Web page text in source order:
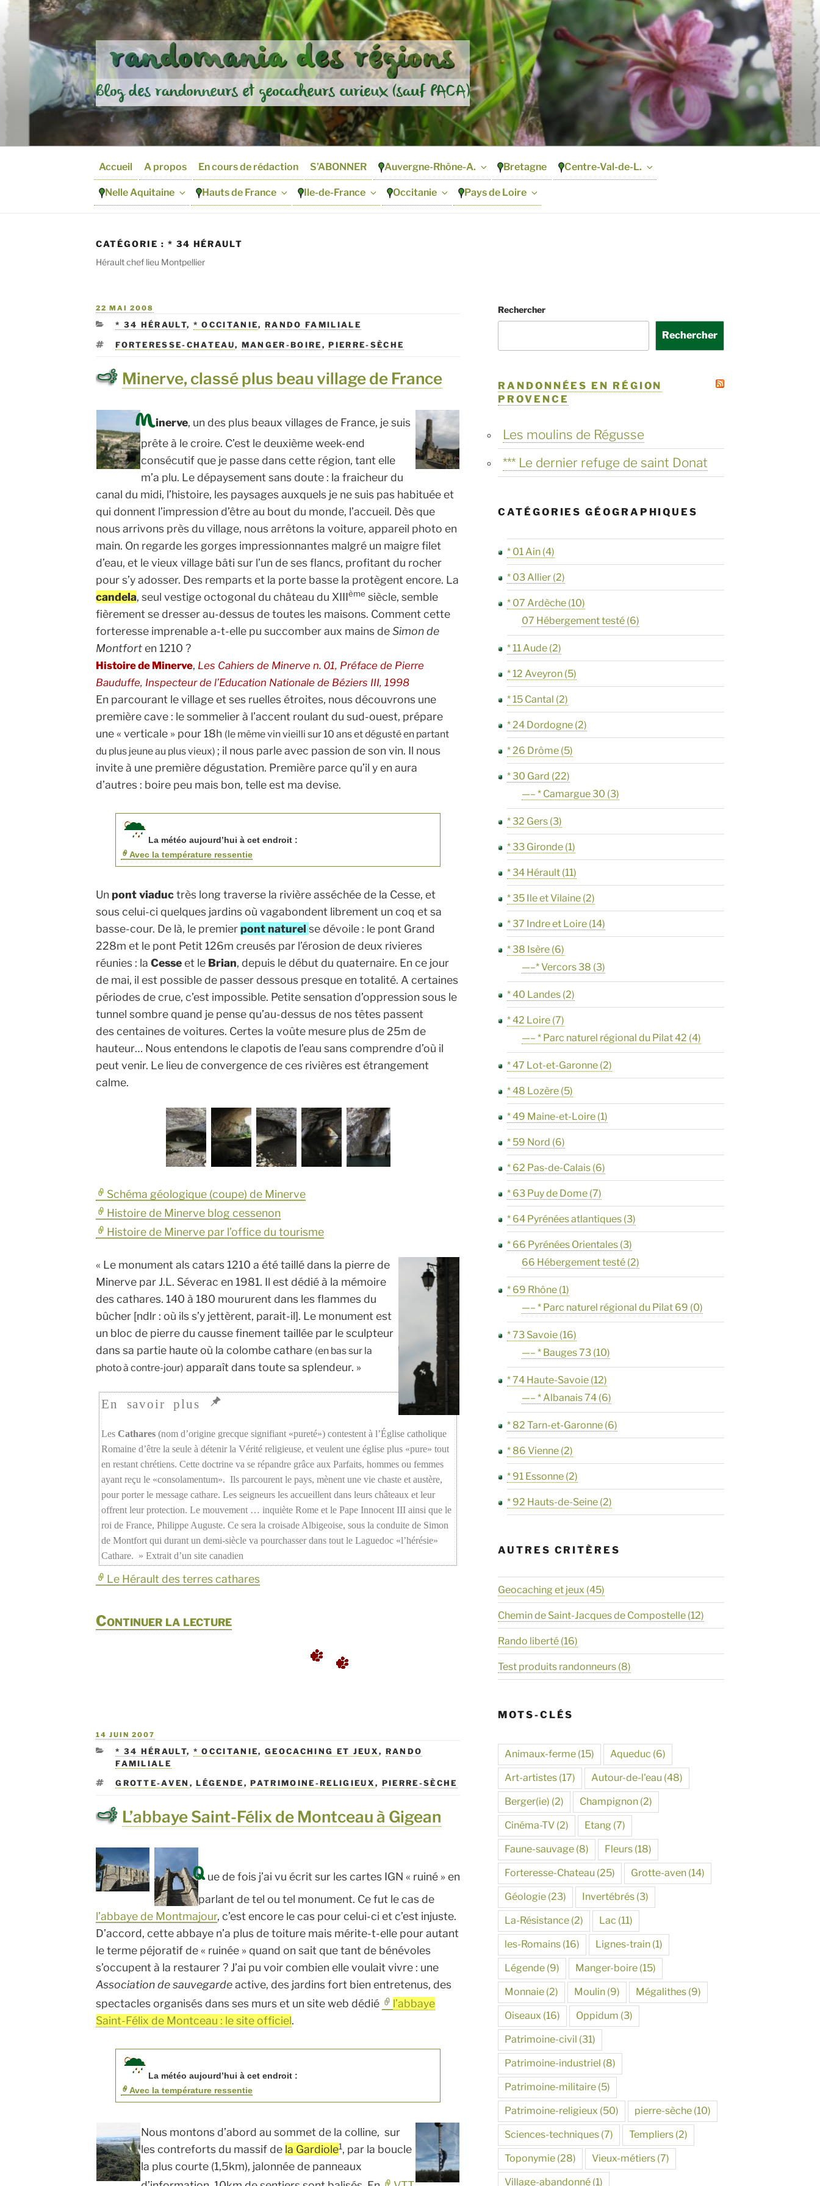
au
contenu
principal
randomania des régions
Blog des randonneurs et geocacheurs curieux (sauf PACA)
Accueil A propos En cours de rédaction S’ABONNER Auvergne-Rhône-A. Bretagne Centre-Val-de-L.
Nelle Aquitaine Hauts de France Ile-de-France Occitanie Pays de Loire
CATÉGORIE : * 34 HÉRAULT
Hérault chef lieu Montpellier
PUBLIÉ
22 MAI 2008
CATÉGORIES
* 34 HÉRAULT, * OCCITANIE,RANDO FAMILIALE
ÉTIQUETTES
FORTERESSE-CHATEAU, MANGER-BOIRE ,PIERRE-SÈCHE
Minerve, classé plus beau village de France
M inerve, un des plus beaux villages de France, je suis
prête à le croire. C’est le deuxième week-end
consécutif que je passe dans cette région, tant elle
m’a plu. Le dépaysement sans doute : la fraicheur du
canal du midi, l’histoire, les paysages auxquels je ne suis pas habituée et
qui donnent l’impression d’être au bout du monde, l’accueil. Dès que
nous arrivons près du village, nous arrêtons la voiture, appareil photo en
main. On regarde les gorges impressionnantes malgré un maigre filet
d’eau, et le vieux village bâti sur l’un de ses flancs, profitant du rocher
pour s’y adosser. Des remparts et la porte basse la protègent encore. La
candela, seul vestige octogonal du château du XIIIème siècle, semble
fièrement se dresser au-dessus de toutes les maisons. Comment cette
forteresse imprenable a-t-elle pu succomber aux mains deSimon de
Montforten 1210 ?
Histoire de Minerve, Les Cahiers de Minerve n. 01, Préface de Pierre
Bauduffe, Inspecteur de l’Education Nationale de Béziers III, 1998
En parcourant le village et ses ruelles étroites, nous découvrons une
première cave : le sommelier à l’accent roulant du sud-ouest, prépare
une « verticale » pour 18h (le même vin vieilli sur 10 ans et dégusté en partant
du plus jeune au plus vieux) ; il nous parle avec passion de son vin. Il nous
invite à une première dégustation. Première parce qu’il y en aura
d’autres : boire peu mais bon, telle est ma devise.
La météo aujourd’hui à cet endroit :
Avec la température ressentie
Unpont viaductrès long traverse la rivière asséchée de la Cesse, et
sous celui-ci quelques jardins où vagabondent librement un coq et sa
basse-cour. De là, le premierpont naturel se dévoile : le pont Grand
228m et le pont Petit 126m creusés par l’érosion de deux rivieres
réunies : laCesseet le Brian, depuis le début du quaternaire. En ce jour
de mai, il est possible de passer dessous presque en totalité. A certaines
périodes de crue, c’est impossible. Petite sensation d’oppression sous le
tunnel sombre quand je pense qu’au-dessus de nos têtes passent
des centaines de voitures. Certes la voûte mesure plus de 25m de
hauteur… Nous entendons le clapotis de l’eau sans comprendre d’où il
peut venir. Le lieu de convergence de ces rivières est étrangement
calme.
Schéma géologique (coupe) de Minerve
Histoire de Minerve blog cessenon
Histoire de Minerve par l’office du tourisme
« Le monument als catars 1210 a été taillé dans la pierre de
Minerve par J.L. Séverac en 1981. Il est dédié à la mémoire
des cathares. 140 à 180 moururent dans les flammes du
bûcher [ndlr : où ils s’y jettèrent, parait-il]. Le monument est
un bloc de pierre du causse finement taillée par le sculpteur
dans sa partie haute où la colombe cathare (en bas sur la
photo à contre-jour) apparaît dans toute sa splendeur. »
LesCathares (nom d’origine grecque signifiant «pureté») contestent à l’Église catholique
Romaine d’être la seule à détenir la Vérité religieuse, et veulent une église plus «pure» tout
en restant chrétiens. Cette doctrine va se répandre grâce aux Parfaits, hommes ou femmes
ayant reçu le «consolamentum». Ils parcourent le pays, mènent une vie chaste et austère,
pour porter le message cathare. Les seigneurs les accueillent dans leurs châteaux et leur
offrent leur protection. Le mouvement … inquiète Rome et le Pape Innocent III ainsi que le
roi de France, Philippe Auguste. Ce sera la croisade Albigeoise, sous la conduite de Simon
de Montfort qui durant un demi-siècle va pourchasser dans tout le Laguedoc «l’hérésie»
Cathare. » Extrait d’unsite canadien
Le Hérault des terres cathares
Continuer la lecturede
de
France »
PUBLIÉ
14 JUIN 2007
CATÉGORIES
* 34 HÉRAULT, * OCCITANIE,GEOCACHING ET JEUX , RANDO
FAMILIALE
ÉTIQUETTES
GROTTE-AVEN ,LÉGENDE ,PATRIMOINE-RELIGIEUX , PIERRE-SÈCHE
L’abbaye Saint-Félix de Montceau à Gigean
Q ue de fois j’ai vu écrit sur les cartes IGN « ruiné » en
parlant de tel ou tel monument. Ce fut le cas de
l’abbaye de Montmajour, c’est encore le cas pour celui-ci et c’est injuste.
D’accord, cette abbaye n’a plus de toiture mais mérite-t-elle pour autant
le terme péjoratif de « ruinée » quand on sait que tant de bénévoles
s’occupent à la restaurer ? J’ai pu voir combien elle voulait vivre : une
Association de sauvegardeactive, des jardins fort bien entretenus, des
spectacles organisés dans ses murs et un site web dédié
l’abbaye
Saint-Félix de Montceau : le site officiel.
La météo aujourd’hui à cet endroit :
Avec la température ressentie
Nous montons d’abord au sommet de la colline, sur
les contreforts du massif de la Gardiole1, par la boucle
la plus courte (1,5km), jalonnée de panneaux
Rechercher
Rechercher
RANDONNÉES EN RÉGION
PROVENCE
Les moulins de Régusse
*** Le dernier refuge de saint Donat
CATÉGORIES GÉOGRAPHIQUES
* 01 Ain (4)
* 03 Allier (2)
* 07 Ardèche (10)
07 Hébergement testé (6)
* 11 Aude (2)
* 12 Aveyron (5)
* 15 Cantal (2)
* 24 Dordogne (2)
* 26 Drôme (5)
* 30 Gard (22)
—– * Camargue 30 (3)
* 32 Gers (3)
* 33 Gironde (1)
* 34 Hérault (11)
* 35 Ile et Vilaine (2)
* 37 Indre et Loire (14)
* 38 Isère (6)
—–* Vercors 38 (3)
* 40 Landes (2)
* 42 Loire (7)
—– * Parc naturel régional du Pilat 42 (4)
* 47 Lot-et-Garonne (2)
* 48 Lozère (5)
* 49 Maine-et-Loire (1)
* 59 Nord (6)
* 62 Pas-de-Calais (6)
* 63 Puy de Dome (7)
* 64 Pyrénées atlantiques (3)
* 66 Pyrénées Orientales (3)
66 Hébergement testé (2)
* 69 Rhône (1)
—– * Parc naturel régional du Pilat 69 (0)
* 73 Savoie (16)
—– * Bauges 73 (10)
* 74 Haute-Savoie (12)
—– * Albanais 74 (6)
* 82 Tarn-et-Garonne (6)
* 86 Vienne (2)
* 91 Essonne (2)
* 92 Hauts-de-Seine (2)
AUTRES CRITÈRES
Geocaching et jeux (45)
Chemin de Saint-Jacques de Compostelle (12)
Rando liberté (16)
Test produits randonneurs (8)
MOTS-CLÉS
Animaux-ferme (15) Aqueduc (6)
Art-artistes (17) Autour-de-l'eau (48)
Berger(ie) (2) Champignon (2)
Cinéma-TV (2) Etang (7)
Faune-sauvage (8) Fleurs (18)
Forteresse-Chateau (25) Grotte-aven (14)
Géologie (23) Invertébrés (3)
La-Résistance (2) Lac (11)
les-Romains (16) Lignes-train (1)
Légende (9) Manger-boire (15)
Monnaie (2) Moulin (9) Mégalithes (9)
Oiseaux (16) Oppidum (3)
Patrimoine-civil (31)
Patrimoine-industriel (8)
Patrimoine-militaire (5)
Patrimoine-religieux (50) pierre-sèche (10)
Sciences-techniques (7) Templiers (2)
Toponymie (28) Vieux-métiers (7)
Village-abandonné (1)